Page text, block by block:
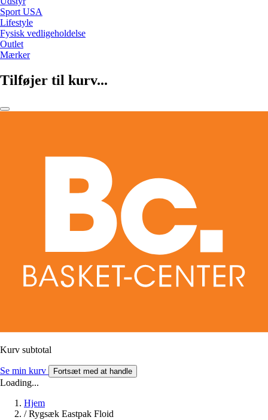
Sport USA
Lifestyle
Fysisk vedligeholdelse
Outlet
Mærker
Tilføjer til kurv...
Kurv subtotal
Se min kurv Fortsæt med at handle
Loading...
Hjem
/ Rygsæk Eastpak Floid